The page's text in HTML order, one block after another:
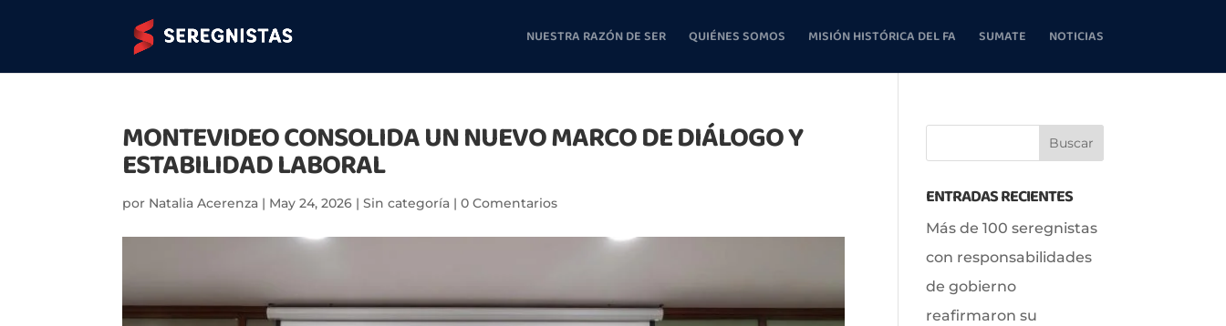
NUESTRA RAZÓN DE SER QUIÉNES SOMOS MISIÓN HISTÓRICA DEL FA SUMATE NOTICIAS
MONTEVIDEO CONSOLIDA UN NUEVO MARCO DE DIÁLOGO Y
ESTABILIDAD LABORAL
por Natalia Acerenza | May 24, 2026 |Sin categoría |0 Comentarios ENTRADAS RECIENTES
Más de 100 seregnistas
con responsabilidades
de gobierno
reafirmaron su